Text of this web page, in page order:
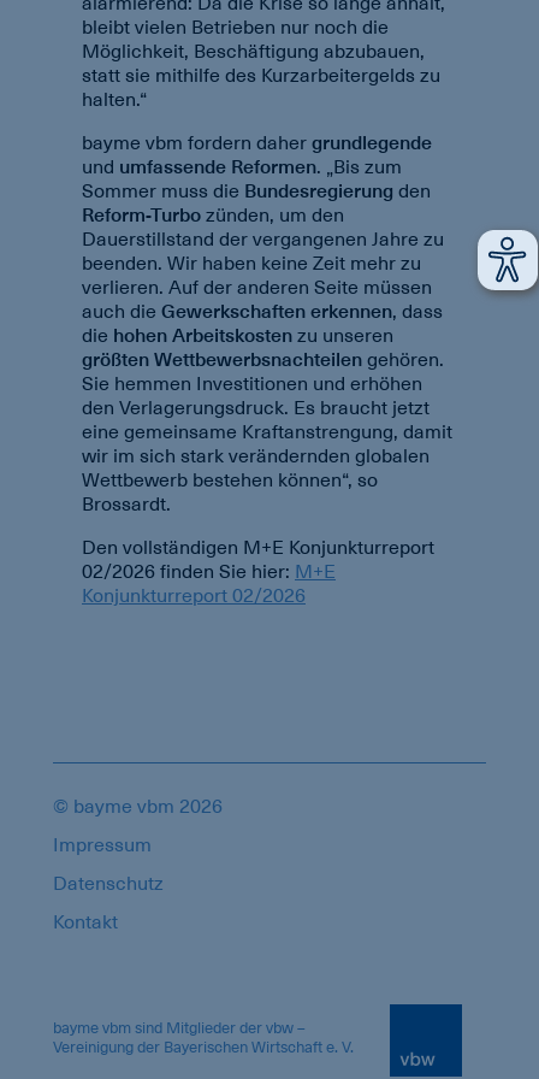
bleibt vielen Betrieben nur noch die
Möglichkeit, Beschäftigung abzubauen,
statt sie mithilfe des Kurzarbeitergelds zu
halten.“
bayme vbm fordern daher grundlegende
und umfassende Reformen. „Bis zum
Sommer muss die Bundesregierung den
Reform-Turbo zünden, um den
Dauerstillstand der vergangenen Jahre zu
beenden. Wir haben keine Zeit mehr zu
verlieren. Auf der anderen Seite müssen
auch die Gewerkschaften erkennen, dass
die hohen Arbeitskosten zu unseren
größten Wettbewerbsnachteilen gehören.
Sie hemmen Investitionen und erhöhen
den Verlagerungsdruck. Es braucht jetzt
eine gemeinsame Kraftanstrengung, damit
wir im sich stark verändernden globalen
Wettbewerb bestehen können“, so
Brossardt.
Den vollständigen M+E Konjunkturreport
02/2026 finden Sie hier: M+E
Konjunkturreport 02/2026
© bayme vbm 2026
Impressum
Datenschutz
Kontakt
bayme vbm sind Mitglieder der vbw –
Vereinigung der Bayerischen Wirtschaft e. V.